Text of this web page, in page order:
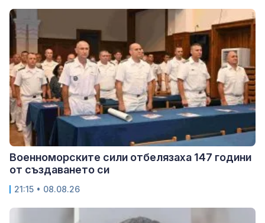
Военноморските сили отбелязаха 147 години
от създаването си
21:15 • 08.08.26